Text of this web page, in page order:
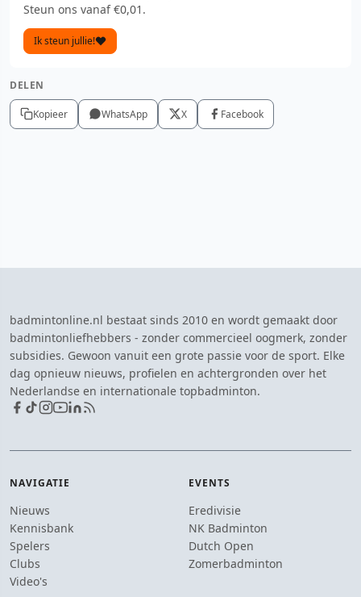
Steun ons vanaf €0,01.
Ik steun jullie!
DELEN
Kopieer WhatsApp X Facebook
badmintonline.nl bestaat sinds 2010 en wordt gemaakt door
badmintonliefhebbers - zonder commercieel oogmerk, zonder
subsidies. Gewoon vanuit een grote passie voor de sport. Elke
dag opnieuw nieuws, profielen en achtergronden over het
Nederlandse en internationale topbadminton.
NAVIGATIE
Nieuws
Kennisbank
Spelers
Clubs
Video's
EVENTS
Eredivisie
NK Badminton
Dutch Open
Zomerbadminton